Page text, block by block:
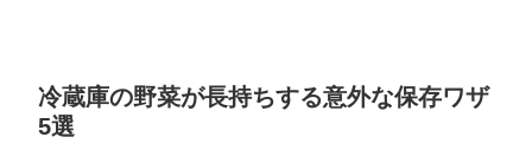
冷蔵庫の野菜が長持ちする意外な保存ワザ
5選